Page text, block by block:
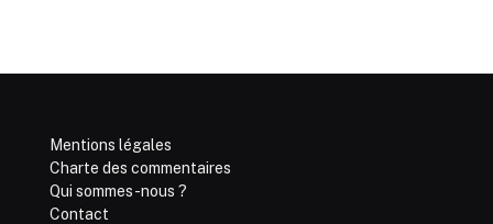
Mentions légales
Charte des commentaires
Qui sommes-nous ?
Contact